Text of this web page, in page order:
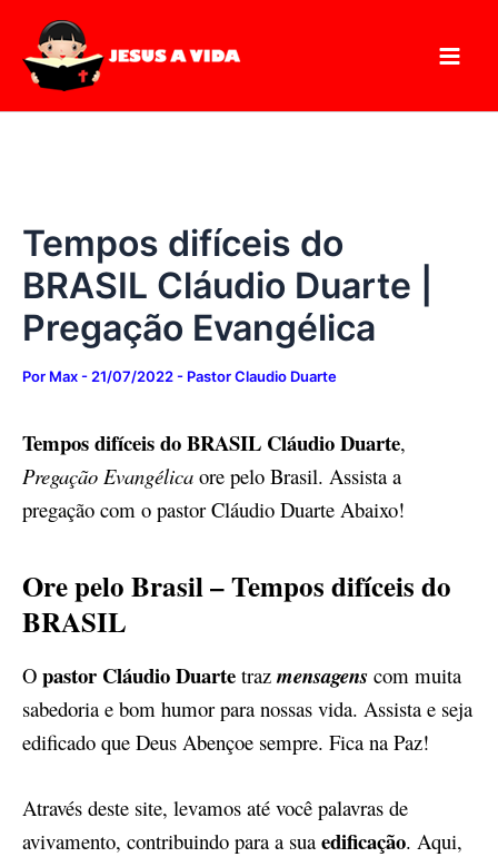
para
conteúdo
Tempos difíceis do
BRASIL Cláudio Duarte |
Pregação Evangélica
Por Max- 21/07/2022- Pastor Claudio Duarte
Tempos difíceis do BRASIL Cláudio Duarte,
Pregação Evangélica ore pelo Brasil. Assista a
pregação com o pastor Cláudio Duarte Abaixo!
Ore pelo Brasil – Tempos difíceis do
BRASIL
O pastor Cláudio Duarte trazmensagens com muita
sabedoria e bom humor para nossas vida. Assista e seja
edificado que Deus Abençoe sempre. Fica na Paz!
Através deste site, levamos até você palavras de
avivamento, contribuindo para a sua edificação. Aqui,
seu
e-
mail…